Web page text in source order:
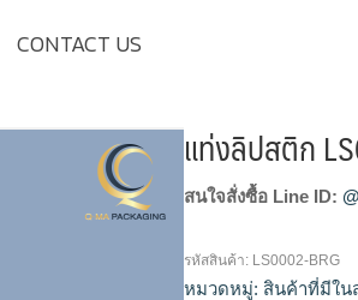
CONTACT US
แท่งลิปสติก
สนใจสั่งซื้อ Line ID:
รหัสสินค้า: LS0002-BRG
หมวดหมู่: สินค้าที่มีใน